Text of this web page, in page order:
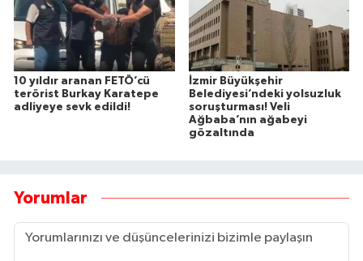
10 yıldır aranan FETÖ’cü
terörist Burkay Karatepe
adliyeye sevk edildi!
İzmir Büyükşehir
Belediyesi’ndeki yolsuzluk
soruşturması! Veli
Ağbaba’nın ağabeyi
gözaltında
Yorumlar